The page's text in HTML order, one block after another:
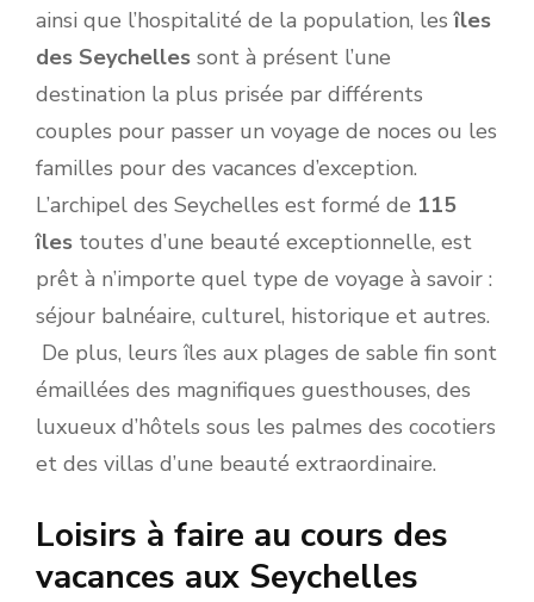
ainsi que l’hospitalité de la population, lesîles
des Seychelles sont à présent l’une
destination la plus prisée par différents
couples pour passer un voyage de noces ou les
familles pour des vacances d’exception.
L’archipel des Seychelles est formé de 115
îles toutes d’une beauté exceptionnelle, est
prêt à n’importe quel type de voyage à savoir :
séjour balnéaire, culturel, historique et autres.
De plus, leurs îles aux plages de sable fin sont
émaillées des magnifiques guesthouses, des
luxueux d’hôtels sous les palmes des cocotiers
et des villas d’une beauté extraordinaire.
Loisirs à faire au cours des
vacances aux Seychelles